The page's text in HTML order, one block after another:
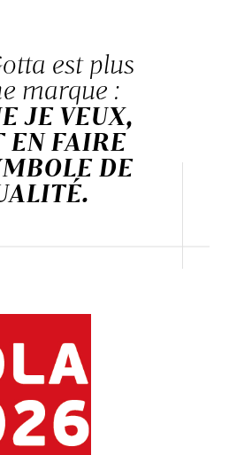
est plus
marque :
JE VEUX,
EN FAIRE
DE